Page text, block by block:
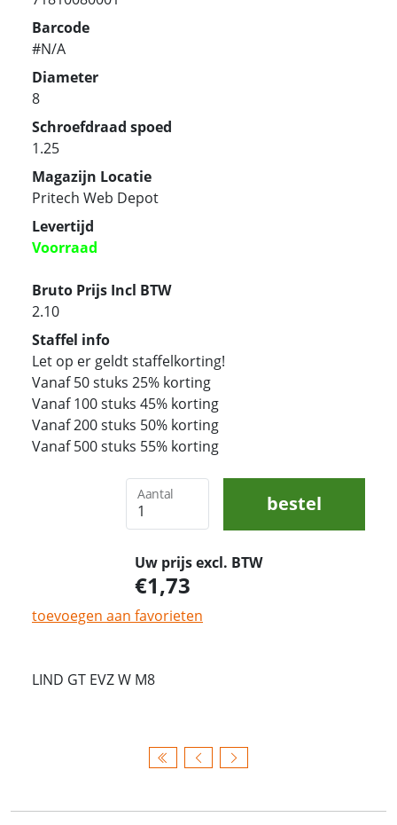
Barcode
#N/A
Diameter
8
Schroefdraad spoed
1.25
Magazijn Locatie
Pritech Web Depot
Levertijd
Voorraad
Bruto Prijs Incl BTW
2.10
Staffel info
Let op er geldt staffelkorting!
Vanaf 50 stuks 25% korting
Vanaf 100 stuks 45% korting
Vanaf 200 stuks 50% korting
Vanaf 500 stuks 55% korting
Aantal bestel
Uw prijs excl. BTW
1,73
toevoegen aan favorieten
LIND GT EVZ W M8